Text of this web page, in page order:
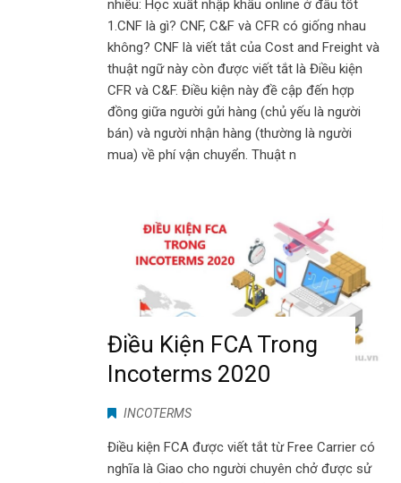
nhiều: Học xuất nhập khẩu online ở đâu tốt
1.CNF là gì? CNF, C&F và CFR có giống nhau
không? CNF là viết tắt của Cost and Freight và
thuật ngữ này còn được viết tắt là Điều kiện
CFR và C&F. Điều kiện này đề cập đến hợp
đồng giữa người gửi hàng (chủ yếu là người
bán) và người nhận hàng (thường là người
mua) về phí vận chuyển. Thuật n
Điều Kiện FCA Trong
Incoterms 2020
INCOTERMS
Điều kiện FCA được viết tắt từ Free Carrier có
nghĩa là Giao cho người chuyên chở được sử